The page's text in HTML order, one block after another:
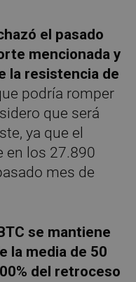
el pasado
mencionada y
la resistencia de
podría romper
que será
ya que el
en los 27.890
mes de
se mantiene
la media de 50
del retroceso